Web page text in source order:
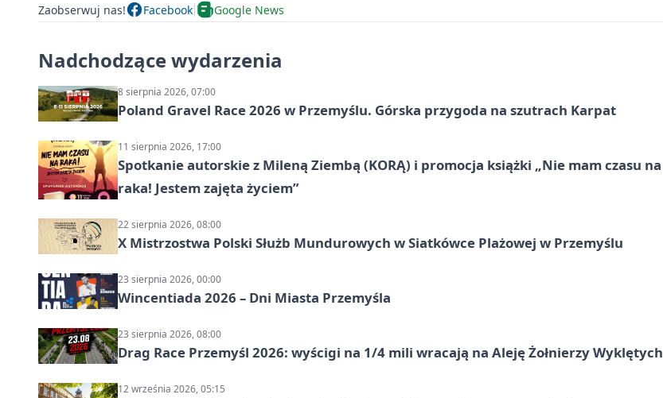
Zaobserwuj nas! Facebook Google News
Nadchodzące wydarzenia
8 sierpnia 2026, 07:00
Poland Gravel Race 2026 w Przemyślu. Górska przygoda na szutrach Karpat
11 sierpnia 2026, 17:00
Spotkanie autorskie z Mileną Ziembą (KORĄ) i promocja książki „Nie mam czasu na
raka! Jestem zajęta życiem”
22 sierpnia 2026, 08:00
X Mistrzostwa Polski Służb Mundurowych w Siatkówce Plażowej w Przemyślu
23 sierpnia 2026, 00:00
Wincentiada 2026 – Dni Miasta Przemyśla
23 sierpnia 2026, 08:00
Drag Race Przemyśl 2026: wyścigi na 1/4 mili wracają na Aleję Żołnierzy Wyklętych
12 września 2026, 05:15